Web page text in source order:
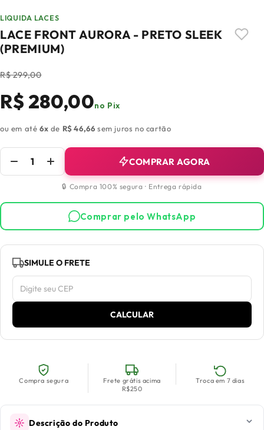
LIQUIDA LACES
LACE FRONT AURORA - PRETO SLEEK
(PREMIUM)
R$ 299,00
R$ 280,00no Pix
ou em até 6x de R$ 46,66 sem juros no cartão
COMPRAR AGORA
🔒 Compra 100% segura · Entrega rápida
Comprar pelo WhatsApp
SIMULE O FRETE
CALCULAR
Compra segura
Frete grátis acima
R$250
Troca em 7 dias
Descrição do Produto